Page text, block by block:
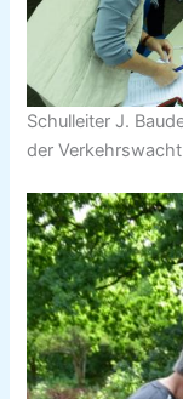
Schulleiter J.
der